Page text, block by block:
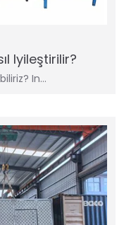
Iyileştirilir?
In…